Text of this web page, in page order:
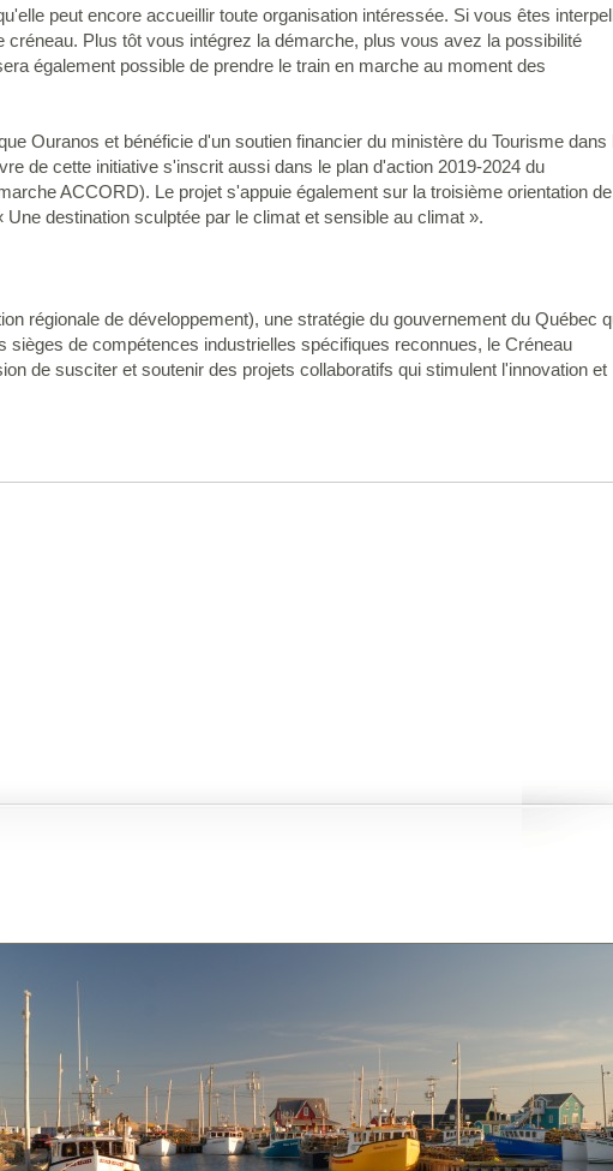
peut encore accueillir toute organisation intéressée. Si vous êtes
Plus tôt vous intégrez la démarche, plus vous avez la possibilité
également possible de prendre le train en marche au moment des
Ouranos et bénéficie d'un soutien financier du ministère du Tourisme dans
de cette initiative s'inscrit aussi dans le plan d'action 2019-2024 du
ACCORD). Le projet s'appuie également sur la troisième orientation
destination sculptée par le climat et sensible au climat ».
régionale de développement), une stratégie du gouvernement du Québec
de compétences industrielles spécifiques reconnues, le Créneau
de susciter et soutenir des projets collaboratifs qui stimulent l'innovation et